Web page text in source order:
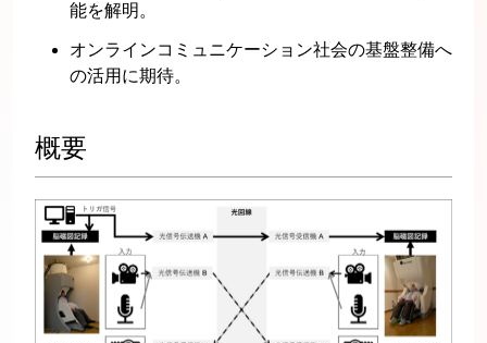
能を解明。
オンラインコミュニケーション社会の基盤整備へ
の活用に期待。
概要